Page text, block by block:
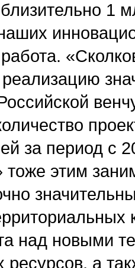
1
за период с
тоже этим
над новыми
ресурсов, а